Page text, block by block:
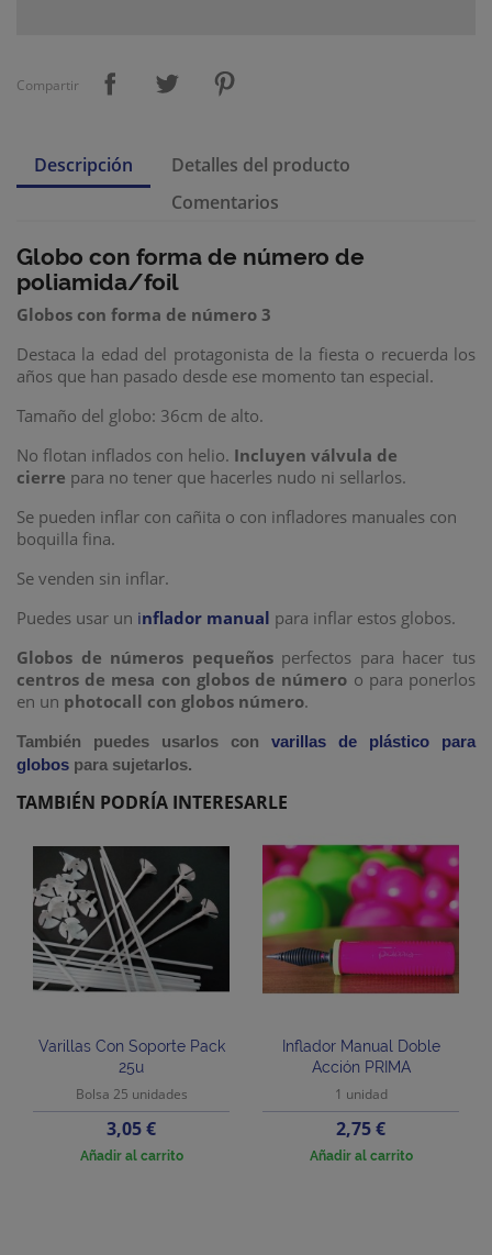
Compartir
Descripción
Detalles del producto
Comentarios
Globo con forma de número de
poliamida/foil
Globos con forma de número 3
Destaca la edad del protagonista de la fiesta o recuerda los
años que han pasado desde ese momento tan especial.
Tamaño del globo: 36cm de alto.
No flotan inflados con helio. Incluyen válvula de
cierre para no tener que hacerles nudo ni sellarlos.
Se pueden inflar con cañita o con infladores manuales con
boquilla fina.
Se venden sin inflar.
Puedes usar un inflador manual para inflar estos globos.
Globos de números pequeñosperfectos para hacer tus
centros de mesa con globos de número o para ponerlos
en un photocall con globos número.
También puedes usarlos con varillas de plástico para
globos para sujetarlos.
TAMBIÉN PODRÍA INTERESARLE
Varillas Con Soporte Pack
25u
Bolsa 25 unidades
Precio
3,05 €
Añadir al carrito
Inflador Manual Doble
Acción PRIMA
1 unidad
Precio
2,75 €
Añadir al carrito